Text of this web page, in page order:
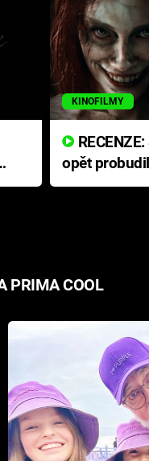
KINOFILMY
opět
přichází s
PRIMA COOL